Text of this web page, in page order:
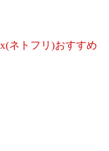
ネトフリ)おすすめ